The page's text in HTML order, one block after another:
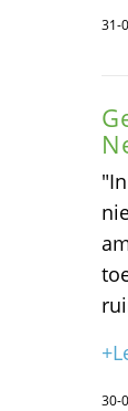
31-
30-